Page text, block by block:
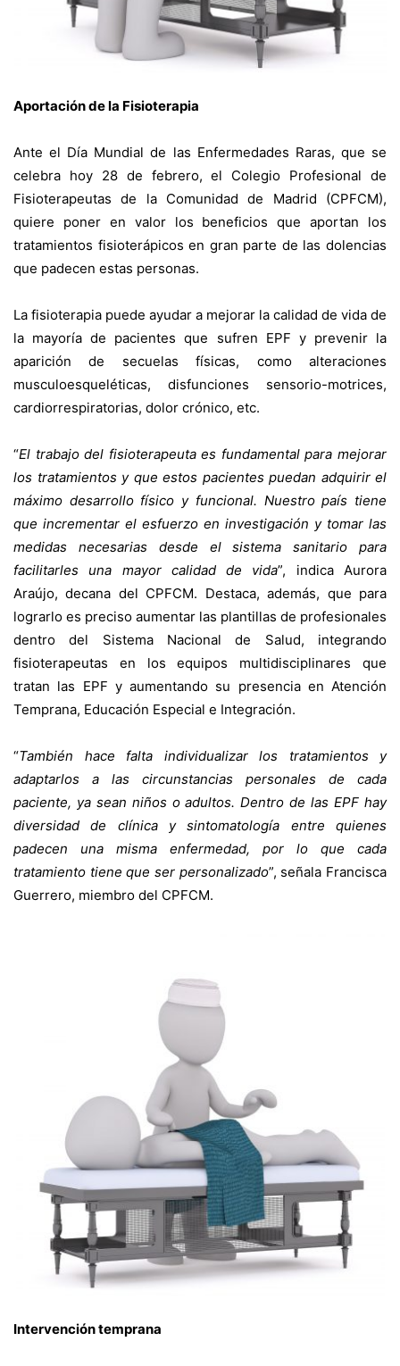
Aportación de la Fisioterapia
Ante el Día Mundial de las Enfermedades Raras, que se
celebra hoy 28 de febrero, el Colegio Profesional de
Fisioterapeutas de la Comunidad de Madrid (CPFCM),
quiere poner en valor los beneficios que aportan los
tratamientos fisioterápicos en gran parte de las dolencias
que padecen estas personas.
La fisioterapia puede ayudar a mejorar la calidad de vida de
la mayoría de pacientes que sufren EPF y prevenir la
aparición de secuelas físicas, como alteraciones
musculoesqueléticas, disfunciones sensorio-motrices,
cardiorrespiratorias, dolor crónico, etc.
“El trabajo del fisioterapeuta es fundamental para mejorar
los tratamientos y que estos pacientes puedan adquirir el
máximo desarrollo físico y funcional. Nuestro país tiene
que incrementar el esfuerzo en investigación y tomar las
medidas necesarias desde el sistema sanitario para
facilitarles una mayor calidad de vida”, indica Aurora
Araújo, decana del CPFCM. Destaca, además, que para
lograrlo es preciso aumentar las plantillas de profesionales
dentro del Sistema Nacional de Salud, integrando
fisioterapeutas en los equipos multidisciplinares que
tratan las EPF y aumentando su presencia en Atención
Temprana, Educación Especial e Integración.
“También hace falta individualizar los tratamientos y
adaptarlos a las circunstancias personales de cada
paciente, ya sean niños o adultos. Dentro de las EPF hay
diversidad de clínica y sintomatología entre quienes
padecen una misma enfermedad, por lo que cada
tratamiento tiene que ser personalizado”, señala Francisca
Guerrero, miembro del CPFCM.
Intervención temprana